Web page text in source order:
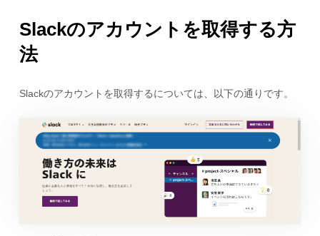
Slackのアカウントを取得する方
法
Slackのアカウントを取得するについては、以下の通りです。